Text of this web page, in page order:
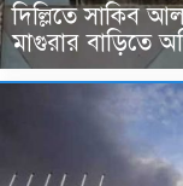
দিল্লিতে সাকিব
মাগুরার বাড়িতে